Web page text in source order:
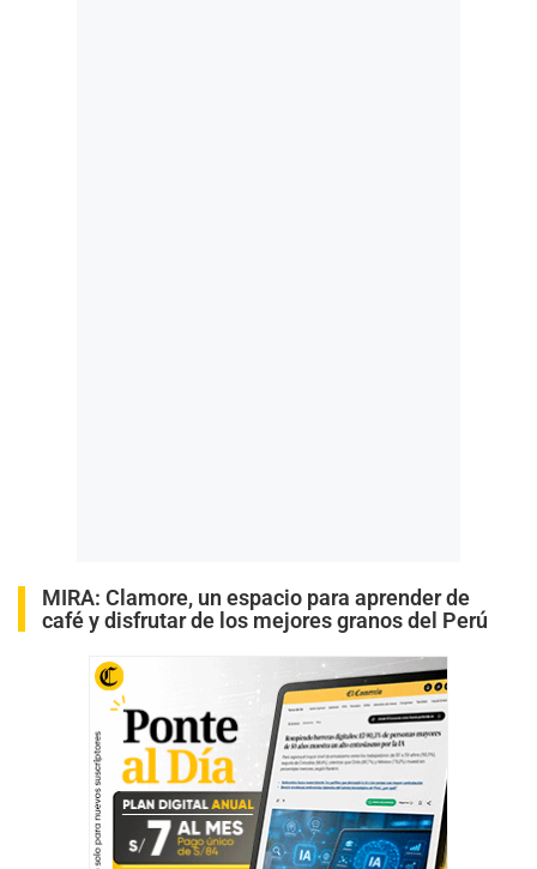
MIRA: Clamore, un espacio para aprender de
café y disfrutar de los mejores granos del Perú